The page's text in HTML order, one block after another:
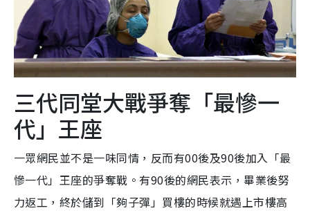
三代同堂大戰爭奪「最慘一
代」王座
一眾網民並不是一味同情，反而有00後及90後加入「最
慘一代」王座的爭奪戰。有90後的網民表示，畢業後努
力返工，終於儲到「夠子彈」買樓的時候就遇上市樓高